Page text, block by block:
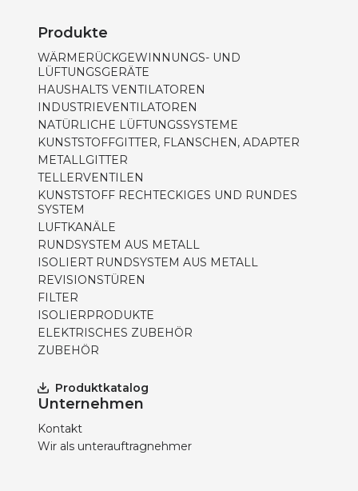
Produkte
WÄRMERÜCKGEWINNUNGS- UND
LÜFTUNGSGERÄTE
HAUSHALTS VENTILATOREN
INDUSTRIEVENTILATOREN
NATÜRLICHE LÜFTUNGSSYSTEME
KUNSTSTOFFGITTER, FLANSCHEN, ADAPTER
METALLGITTER
TELLERVENTILEN
KUNSTSTOFF RECHTECKIGES UND RUNDES
SYSTEM
LUFTKANÄLE
RUNDSYSTEM AUS METALL
ISOLIERT RUNDSYSTEM AUS METALL
REVISIONSTÜREN
FILTER
ISOLIERPRODUKTE
ELEKTRISCHES ZUBEHÖR
ZUBEHÖR
Produktkatalog
Unternehmen
Kontakt
Wir als unterauftragnehmer